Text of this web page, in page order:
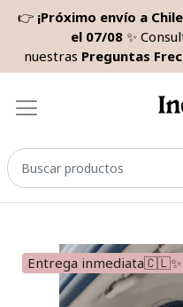
👉 ¡Próximo envío a
el 07/08✨
nuestras Preguntas
Entrega inmediata🇨🇱✨